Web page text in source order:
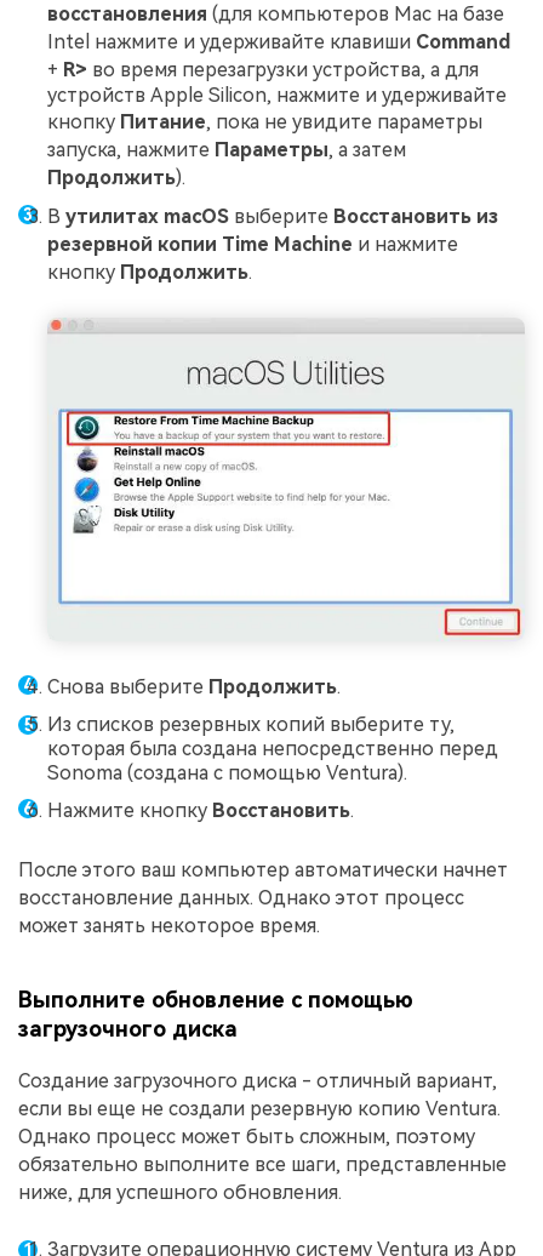
восстановления (для компьютеров Mac на базе
Intel нажмите и удерживайте клавиши Command
+ R> во время перезагрузки устройства, а для
устройств Apple Silicon, нажмите и удерживайте
кнопку Питание, пока не увидите параметры
запуска, нажмите Параметры, а затем
Продолжить).
В утилитах macOS выберите Восстановить из
резервной копии Time Machine и нажмите
кнопку Продолжить.
Снова выберите Продолжить.
Из списков резервных копий выберите ту,
которая была создана непосредственно перед
Sonoma (создана с помощью Ventura).
Нажмите кнопку Восстановить.
После этого ваш компьютер автоматически начнет
восстановление данных. Однако этот процесс
может занять некоторое время.
Выполните обновление с помощью
загрузочного диска
Создание загрузочного диска - отличный вариант,
если вы еще не создали резервную копию Ventura.
Однако процесс может быть сложным, поэтому
обязательно выполните все шаги, представленные
ниже, для успешного обновления.
Загрузите операционную систему Ventura из App